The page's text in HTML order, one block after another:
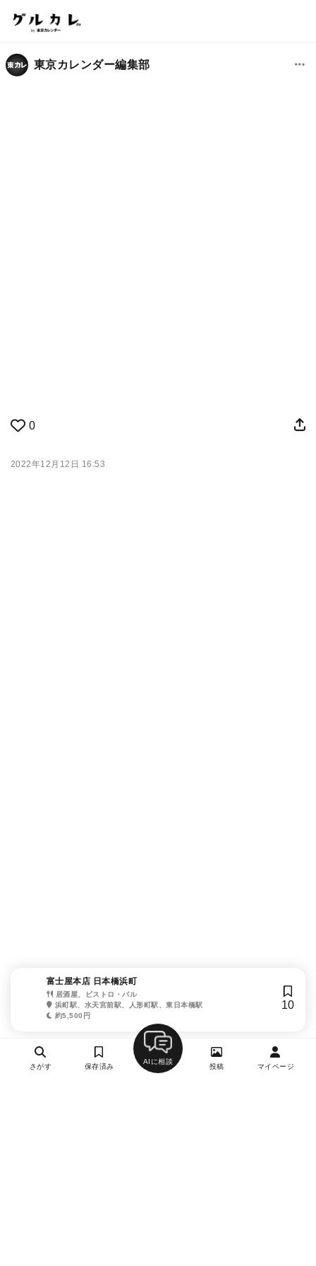
東京カレンダー編集部
0
2022年12月12日 16:53
富士屋本店 日本橋浜町
居酒屋、ビストロ・バル
浜町駅、水天宮前駅、人形町駅、東日本橋駅
約5,500円
10
さがす 保存済み
AIに相談
投稿 マイページ